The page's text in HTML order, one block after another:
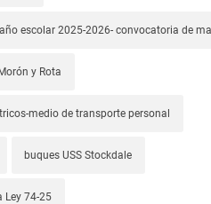
escolar 2025-2026- convocatoria de
y Rota
medio de transporte personal
buques USS Stockdale
Ley 74-25